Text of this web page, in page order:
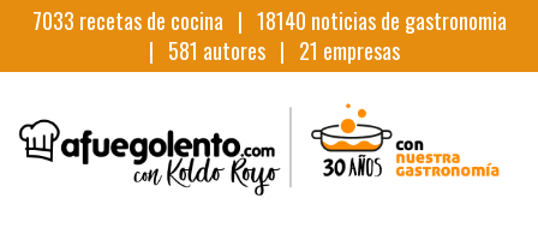
7033 recetas de cocina | 18140 noticias de gastronomia
| 581 autores | 21 empresas